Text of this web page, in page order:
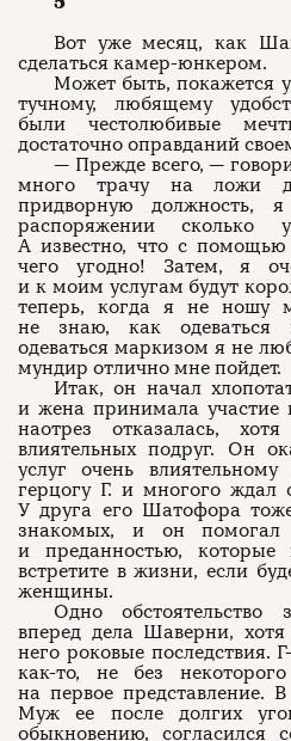
Вот уже месяц, как
сделаться камер-юнкером.
Может быть, покажется
тучному, любящему
были честолюбивые
достаточно оправданий
— Прежде всего, —
много трачу на ложи
придворную должность,
распоряжении сколько
А известно, что с
чего угодно! Затем, я
и к моим услугам будут
теперь, когда я не ношу
не знаю, как одеваться
одеваться маркизом я не
мундир отлично мне пойдет.
Итак, он начал
и жена принимала участие
наотрез отказалась,
влиятельных подруг. Он
услуг очень
герцогу Г. и многого ждал
У друга его Шатофора
знакомых, и он
и преданностью,
встретите в жизни, если
женщины.
Одно обстоятельство
вперед дела Шаверни,
него роковые последствия.
как-то, не без
на первое представление.
Муж ее после долгих
обыкновению, согласился